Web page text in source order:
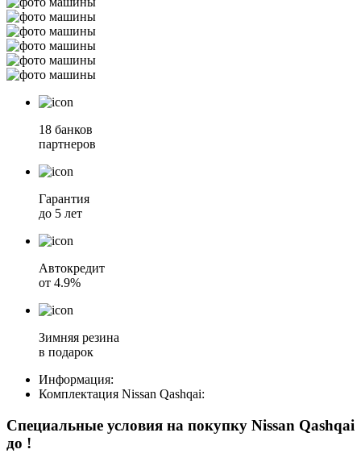
18 банков
партнеров
Гарантия
до 5 лет
Автокредит
от 4.9%
Зимняя резина
в подарок
Информация:
Комплектация Nissan Qashqai:
Специальные условия на покупку Nissan Qashqai
до !